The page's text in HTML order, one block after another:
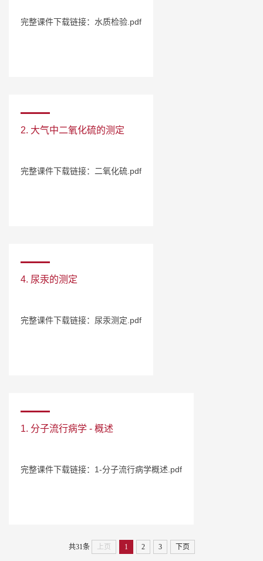
完整课件下载链接：水质检验.pdf
2. 大气中二氧化硫的测定
完整课件下载链接：二氧化硫.pdf
4. 尿汞的测定
完整课件下载链接：尿汞测定.pdf
1. 分子流行病学 - 概述
完整课件下载链接：1-分子流行病学概述.pdf
共31条 上页 1 2 3 下页